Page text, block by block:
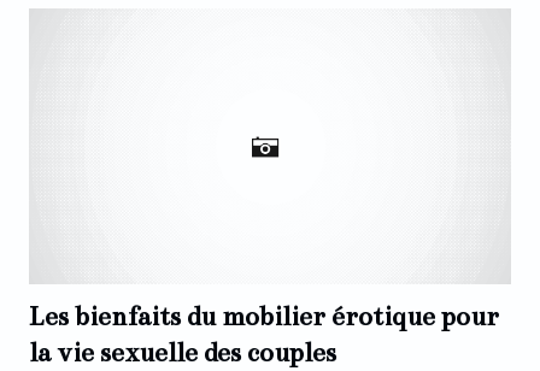
Les bienfaits du mobilier érotique pour
la vie sexuelle des couples